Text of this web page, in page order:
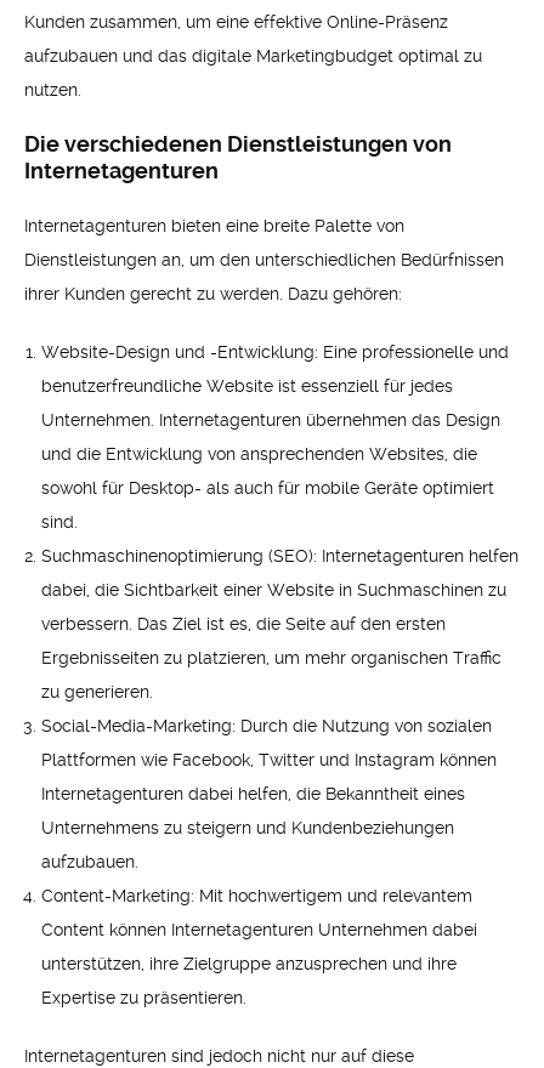
Kunden zusammen, um eine effektive Online-Präsenz
aufzubauen und das digitale Marketingbudget optimal zu
nutzen.
Die verschiedenen Dienstleistungen von
Internetagenturen
Internetagenturen bieten eine breite Palette von
Dienstleistungen an, um den unterschiedlichen Bedürfnissen
ihrer Kunden gerecht zu werden. Dazu gehören:
Website-Design und -Entwicklung: Eine professionelle und
benutzerfreundliche Website ist essenziell für jedes
Unternehmen. Internetagenturen übernehmen das Design
und die Entwicklung von ansprechenden Websites, die
sowohl für Desktop- als auch für mobile Geräte optimiert
sind.
Suchmaschinenoptimierung (SEO): Internetagenturen helfen
dabei, die Sichtbarkeit einer Website in Suchmaschinen zu
verbessern. Das Ziel ist es, die Seite auf den ersten
Ergebnisseiten zu platzieren, um mehr organischen Traffic
zu generieren.
Social-Media-Marketing: Durch die Nutzung von sozialen
Plattformen wie Facebook, Twitter und Instagram können
Internetagenturen dabei helfen, die Bekanntheit eines
Unternehmens zu steigern und Kundenbeziehungen
aufzubauen.
Content-Marketing: Mit hochwertigem und relevantem
Content können Internetagenturen Unternehmen dabei
unterstützen, ihre Zielgruppe anzusprechen und ihre
Expertise zu präsentieren.
Internetagenturen sind jedoch nicht nur auf diese